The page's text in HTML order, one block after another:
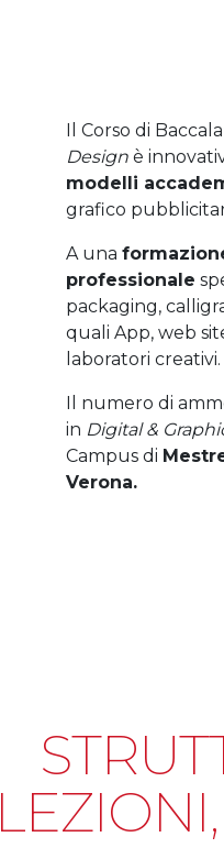
Il Corso di
Design è
modelli
grafico
A una
professionale
packaging,
quali App, web
laboratori creativi.
Il numero di
in Digital &
Campus di
Verona.